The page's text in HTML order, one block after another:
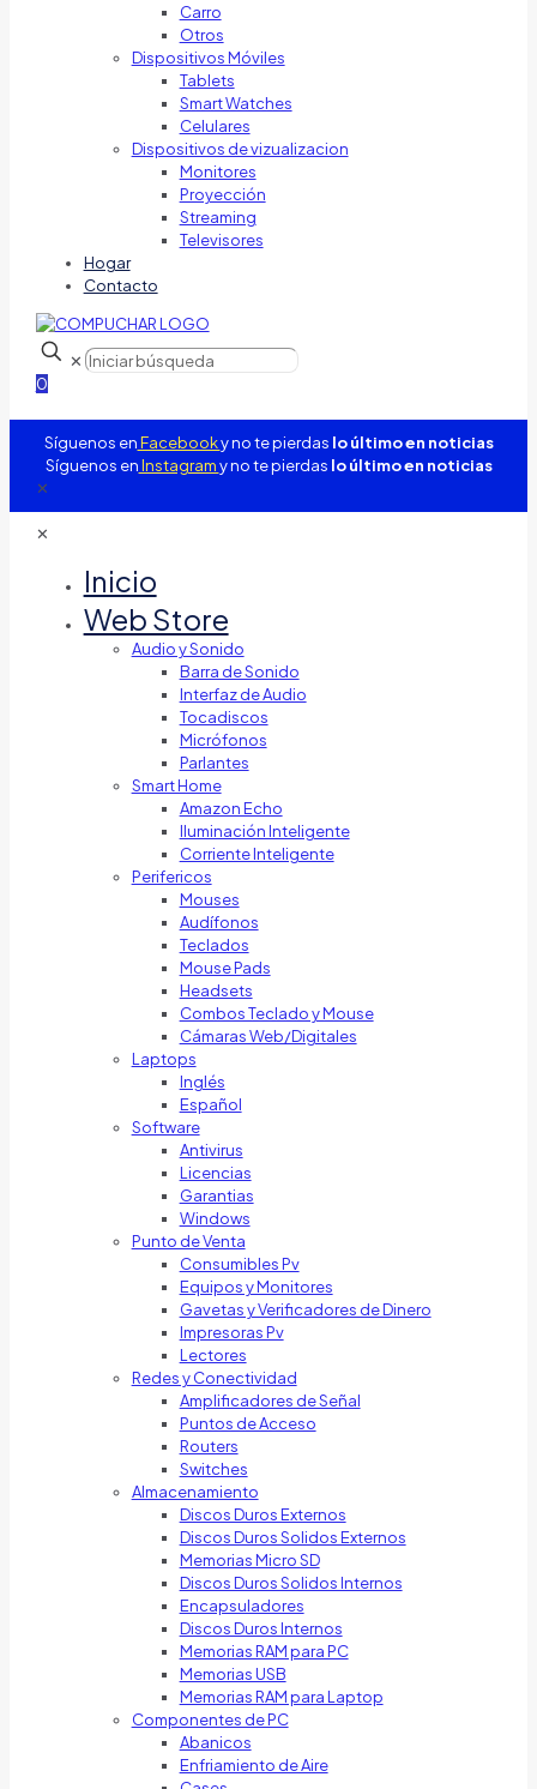
Carro
Otros
Dispositivos Móviles
Tablets
Smart Watches
Celulares
Dispositivos de vizualizacion
Monitores
Proyección
Streaming
Televisores
Hogar
Contacto
✕
0
Síguenos enFacebooky no te pierdas lo último en noticias
Síguenos enInstagramy no te pierdas lo último en noticias
✕
✕
Inicio
Web Store
Audio y Sonido
Barra de Sonido
Interfaz de Audio
Tocadiscos
Micrófonos
Parlantes
Smart Home
Amazon Echo
Iluminación Inteligente
Corriente Inteligente
Perifericos
Mouses
Audífonos
Teclados
Mouse Pads
Headsets
Combos Teclado y Mouse
Cámaras Web/Digitales
Laptops
Inglés
Español
Software
Antivirus
Licencias
Garantias
Windows
Punto de Venta
Consumibles Pv
Equipos y Monitores
Gavetas y Verificadores de Dinero
Impresoras Pv
Lectores
Redes y Conectividad
Amplificadores de Señal
Puntos de Acceso
Routers
Switches
Almacenamiento
Discos Duros Externos
Discos Duros Solidos Externos
Memorias Micro SD
Discos Duros Solidos Internos
Encapsuladores
Discos Duros Internos
Memorias RAM para PC
Memorias USB
Memorias RAM para Laptop
Componentes de PC
Abanicos
Enfriamiento de Aire